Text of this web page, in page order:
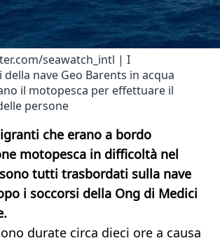
seawatch_intl | I
nave Geo Barents in acqua
il motopesca per effettuare il
persone
che erano a bordo
motopesca in difficoltà nel
tutti trasbordati sulla nave
i soccorsi della Ong di Medici
durate circa dieci ore a causa